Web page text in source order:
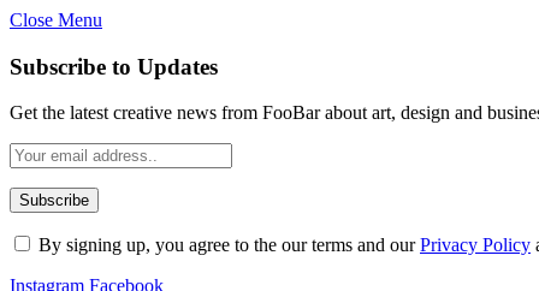
Close Menu
Subscribe to Updates
Get the latest creative news from FooBar about art, design and
By signing up, you agree to the our terms and ourPrivacy Policy
Instagram Facebook